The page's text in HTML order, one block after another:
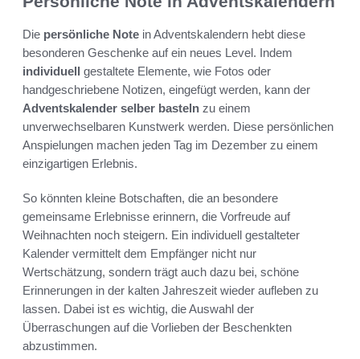
Die persönliche Note in Adventskalendern hebt diese
besonderen Geschenke auf ein neues Level. Indem
individuell gestaltete Elemente, wie Fotos oder
handgeschriebene Notizen, eingefügt werden, kann der
Adventskalender selber basteln zu einem
unverwechselbaren Kunstwerk werden. Diese persönlichen
Anspielungen machen jeden Tag im Dezember zu einem
einzigartigen Erlebnis.
So könnten kleine Botschaften, die an besondere
gemeinsame Erlebnisse erinnern, die Vorfreude auf
Weihnachten noch steigern. Ein individuell gestalteter
Kalender vermittelt dem Empfänger nicht nur
Wertschätzung, sondern trägt auch dazu bei, schöne
Erinnerungen in der kalten Jahreszeit wieder aufleben zu
lassen. Dabei ist es wichtig, die Auswahl der
Überraschungen auf die Vorlieben der Beschenkten
abzustimmen.